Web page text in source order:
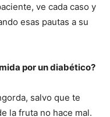
ve cada caso y
esas pautas a su
por un diabético?
salvo que te
la fruta no hace mal.